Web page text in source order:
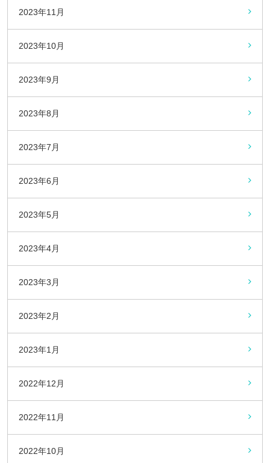
2023年11月
2023年10月
2023年9月
2023年8月
2023年7月
2023年6月
2023年5月
2023年4月
2023年3月
2023年2月
2023年1月
2022年12月
2022年11月
2022年10月